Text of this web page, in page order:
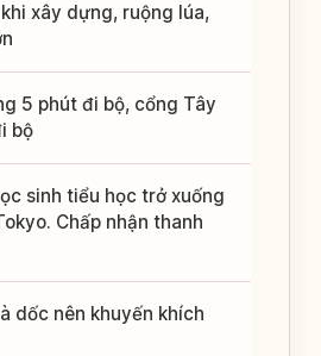
xây dựng, ruộng lúa,
5 phút đi bộ, cổng Tây
bộ
sinh tiểu học trở xuống
Chấp nhận thanh
dốc nên khuyến khích